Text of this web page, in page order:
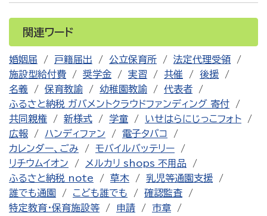
関連ワード
婚姻届 戸籍届出 公立保育所
法定代理受領
施設型給付費
奨学金 実習 共催
後援
名義
保育教諭 幼稚園教諭
代表者
ふるさと納税 ガバメントクラウドファンディング 寄付
共同親権
新様式 学童
いせはらにじっこフォト
広報
ハンディファン
電子タバコ
カレンダー、ごみ
モバイルバッテリー
リチウムイオン
メルカリ shops 不用品
ふるさと納税 note
草木
乳児等通園支援
誰でも通園
こども誰でも
確認監査
特定教育・保育施設等
申請
市章